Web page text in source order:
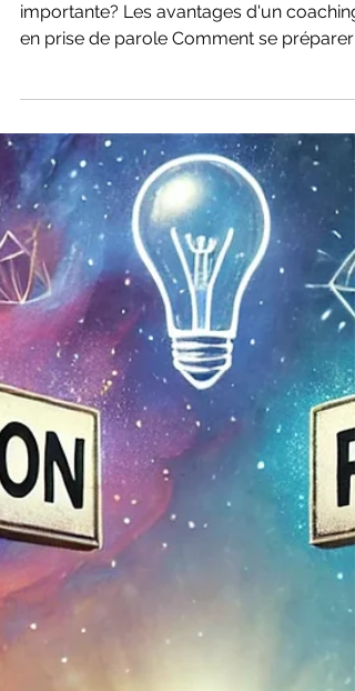
Comment préparer
coaching efficace
Pourquoi la prise de parole est-elle
importante? Les avantages d'un coaching
en prise de parole Comment se préparer
mentalement pour un...